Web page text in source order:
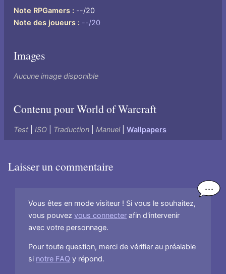
Note RPGamers
--/20
Note des joueurs
--/20
Images
Aucune image disponible
Contenu pour World of Warcraft
Test| ISO| Traduction| Manuel| Wallpapers
Laisser un commentaire
Vous êtes en mode visiteur ! Si vous le souhaitez,
vous pouvezvous connecter afin d'intervenir
avec votre personnage.
Pour toute question, merci de vérifier au préalable
si notre FAQ y répond.